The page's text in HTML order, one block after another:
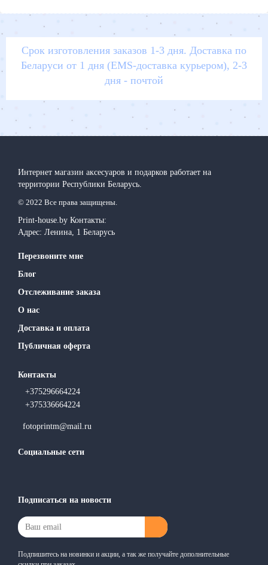
Срок изготовления заказов 1-3 дня. Доставка по
Беларуси от 1 дня (EMS-доставка курьером), 2-3
дня - почтой
Интернет магазин аксесуаров и подарков работает на
территории Реcпублики Беларусь.
© 2022 Все права защищены.
Print-house.by Контакты:
Адрес: Ленина, 1 Беларусь
Перезвоните мне
Блог
Отслеживание заказа
О нас
Доставка и оплата
Публичная оферта
Контакты
+375296664224
+375336664224
fotoprintm@mail.ru
Социальные сети
Подписаться на новости
Подпишитесь на новинки и акции, а так же получайте дополнительные